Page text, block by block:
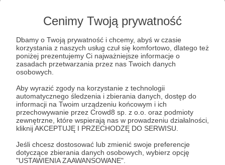
Cenimy Twoją prywatność
Dbamy o Twoją prywatność i chcemy, abyś w czasie
korzystania z naszych usług czuł się komfortowo, dlatego też
poniżej prezentujemy Ci najważniejsze informacje o
zasadach przetwarzania przez nas Twoich danych
osobowych.
Aby wyrazić zgody na korzystanie z technologii
automatycznego śledzenia i zbierania danych, dostęp do
informacji na Twoim urządzeniu końcowym i ich
przechowywanie przez Crowd8 sp. z o.o. oraz podmioty
zewnętrzne, które wspierają nas w prowadzeniu działalności,
kliknij AKCEPTUJĘ I PRZECHODZĘ DO SERWISU.
Jeśli chcesz dostosować lub zmienić swoje preferencje
dotyczące zbierania danych osobowych, wybierz opcję
"USTAWIENIA ZAAWANSOWANE".
06.02.2020 ● Brak komentarzy
Dziękujemy :-)
wolontariat webinarium fundacja